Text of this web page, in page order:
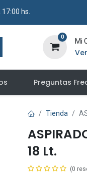
hs.
0
Mi
Preguntas
Tienda
18 Lt.
(0